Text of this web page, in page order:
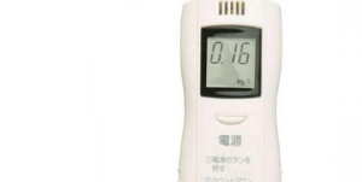
音波・超音波式